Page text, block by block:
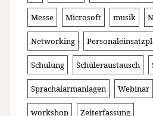
Messe Microsoft musik
Networking
Schulung Schüleraustausch
Sprachalarmanlagen Webinar
workshop Zeiterfassung